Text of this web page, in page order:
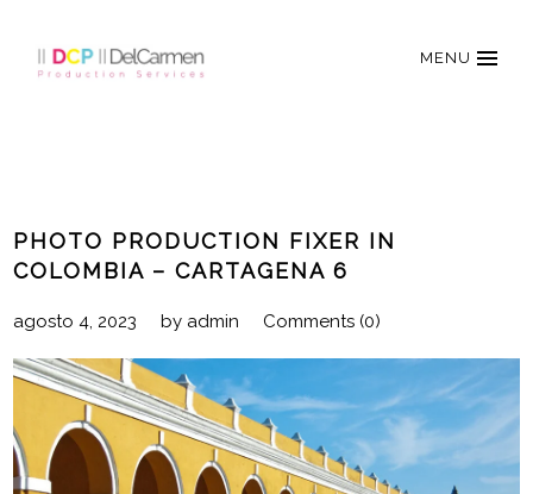
MENU
PHOTO PRODUCTION FIXER IN
COLOMBIA – CARTAGENA 6
agosto 4, 2023 by admin Comments (0)